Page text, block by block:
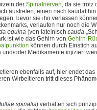
der Spinalnerven, da sie trotz
austreten, einen nach kaudal
bevor sie ihn verlassen
verlaufen nur noch die
equina (von lateinisch cauda
ist wie das Gehirn von Gehirn-
können durch Einstich
oder Medikamente injiziert
ebenfalls auf, hier endet
Wirbeltieren tritt dieses
spinalis) verhalten sich